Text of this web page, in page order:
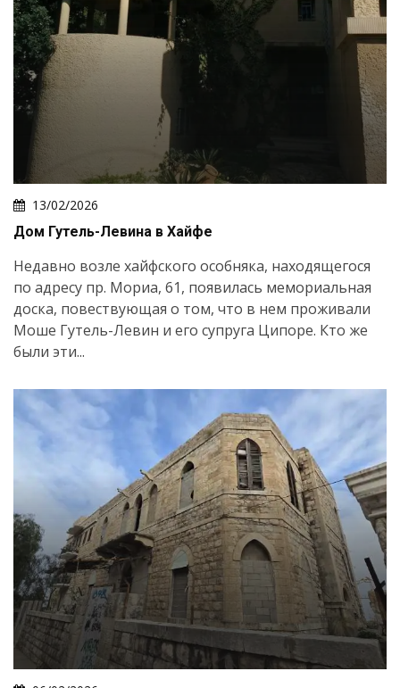
13/02/2026
Дом Гутель-Левина в Хайфе
Недавно возле хайфского особняка, находящегося
по адресу пр. Мориа, 61, появилась мемориальная
доска, повествующая о том, что в нем проживали
Моше Гутель-Левин и его супруга Ципоре. Кто же
были эти...